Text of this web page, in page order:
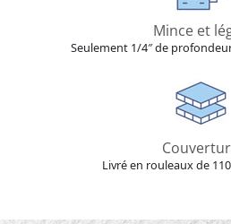
Mince et
Seulement 1/4″ de
Livré en rouleaux de